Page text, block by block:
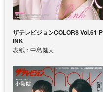
ザテレビジョンCOLORS Vol.61 P
INK
表紙：中島健人